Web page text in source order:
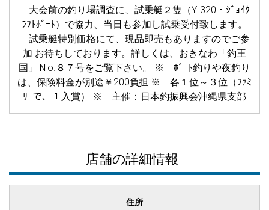
大会前の釣り場調査に、試乗艇２隻（Y-320・ｼﾞｮｲｸ
ﾗﾌﾄﾎﾞｰﾄ）で協力、当日も参加し試乗受付致します。
試乗艇特別価格にて、現品即売もありますのでご参
加 お待ちしております。詳しくは、おきなわ「釣王
国」Ｎo.８７号をご覧下さい。 ※ ﾎﾞｰﾄ釣りや夜釣り
は、保険料金が別途￥200負担 ※ 各１位～３位（ﾌｧﾐ
ﾘｰで、１入賞） ※ 主催：日本釣振興会沖縄県支部
店舗の詳細情報
住所